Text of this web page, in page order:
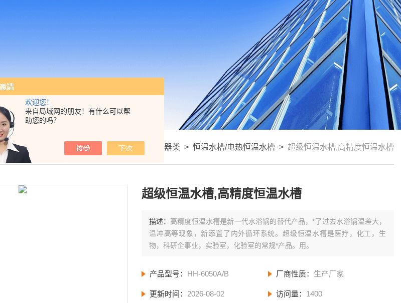
欢迎您！
来自局域网的朋友！有什么可以帮
助您的吗？
我的位置： 产品展示 恒温槽|天平衡器类 > 恒温水槽/电热恒温水槽 > 超级恒温水槽,高精度恒温水槽
超级恒温水槽,高精度恒温水槽
描述： 高精度恒温水槽是新一代水浴锅的替代产品，*了过去水浴锅温差大，
温冲高等现象，新添置了内外循环系统。超级恒温水槽是医疗，化工，生
物，科研企事业，实验室，化验室的常规*产品。用。
产品型号： HH-6050A/B 厂商性质： 生产厂家
更新时间： 2026-08-02 访问量： 1400